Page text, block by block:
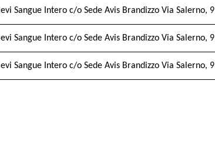
Sangue Intero c/o Sede Avis Brandizzo Via Salerno, 9
Sangue Intero c/o Sede Avis Brandizzo Via Salerno, 9
Sangue Intero c/o Sede Avis Brandizzo Via Salerno, 9